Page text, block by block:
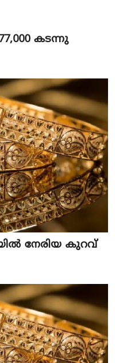
കടന്നു
നേ​രി​യ കു​റ​വ്